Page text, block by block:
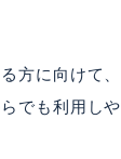
方に向けて
でも利用し